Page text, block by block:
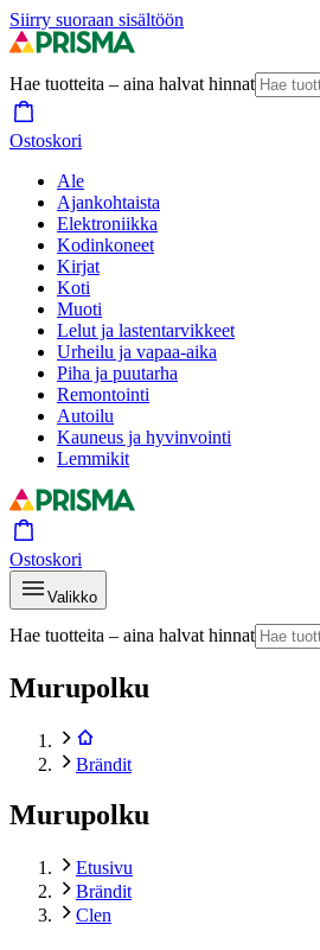
Siirry suoraan sisältöön
Hae tuotteita – aina halvat hinnat
Ostoskori
Ale
Ajankohtaista
Elektroniikka
Kodinkoneet
Kirjat
Koti
Muoti
Lelut ja lastentarvikkeet
Urheilu ja vapaa-aika
Piha ja puutarha
Remontointi
Autoilu
Kauneus ja hyvinvointi
Lemmikit
Ostoskori
Valikko
Hae tuotteita – aina halvat hinnat
Murupolku
Brändit
Murupolku
Etusivu
Brändit
Clen